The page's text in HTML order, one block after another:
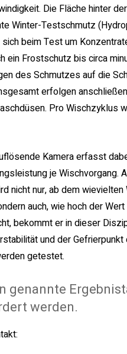
Die Fläche hinter
Winter-Testschmutz
sich beim Test um
ein Frostschutz bis circa
des Schmutzes auf die
erfolgen
Pro Wischzyklus
Kamera erfasst
je Wischvorgang.
nicht nur, ab dem
auch, wie hoch der
bekommt er in dieser
und der
getestet.
genannte
werden.